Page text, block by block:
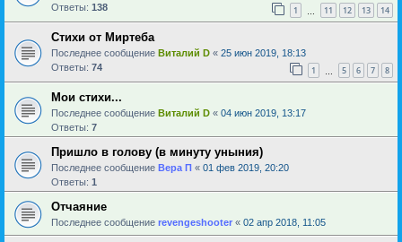
Ответы: 138 1 11 12 13 14
Стихи от Миртеба
Последнее сообщение Виталий D « 25 июн 2019, 18:13
Ответы: 74 1 5 6 7 8
Мои стихи...
Последнее сообщение Виталий D « 04 июн 2019, 13:17
Ответы: 7
Пришло в голову (в минуту уныния)
Последнее сообщение Вера П « 01 фев 2019, 20:20
Ответы: 1
Отчаяние
Последнее сообщение revengeshooter « 02 апр 2018, 11:05